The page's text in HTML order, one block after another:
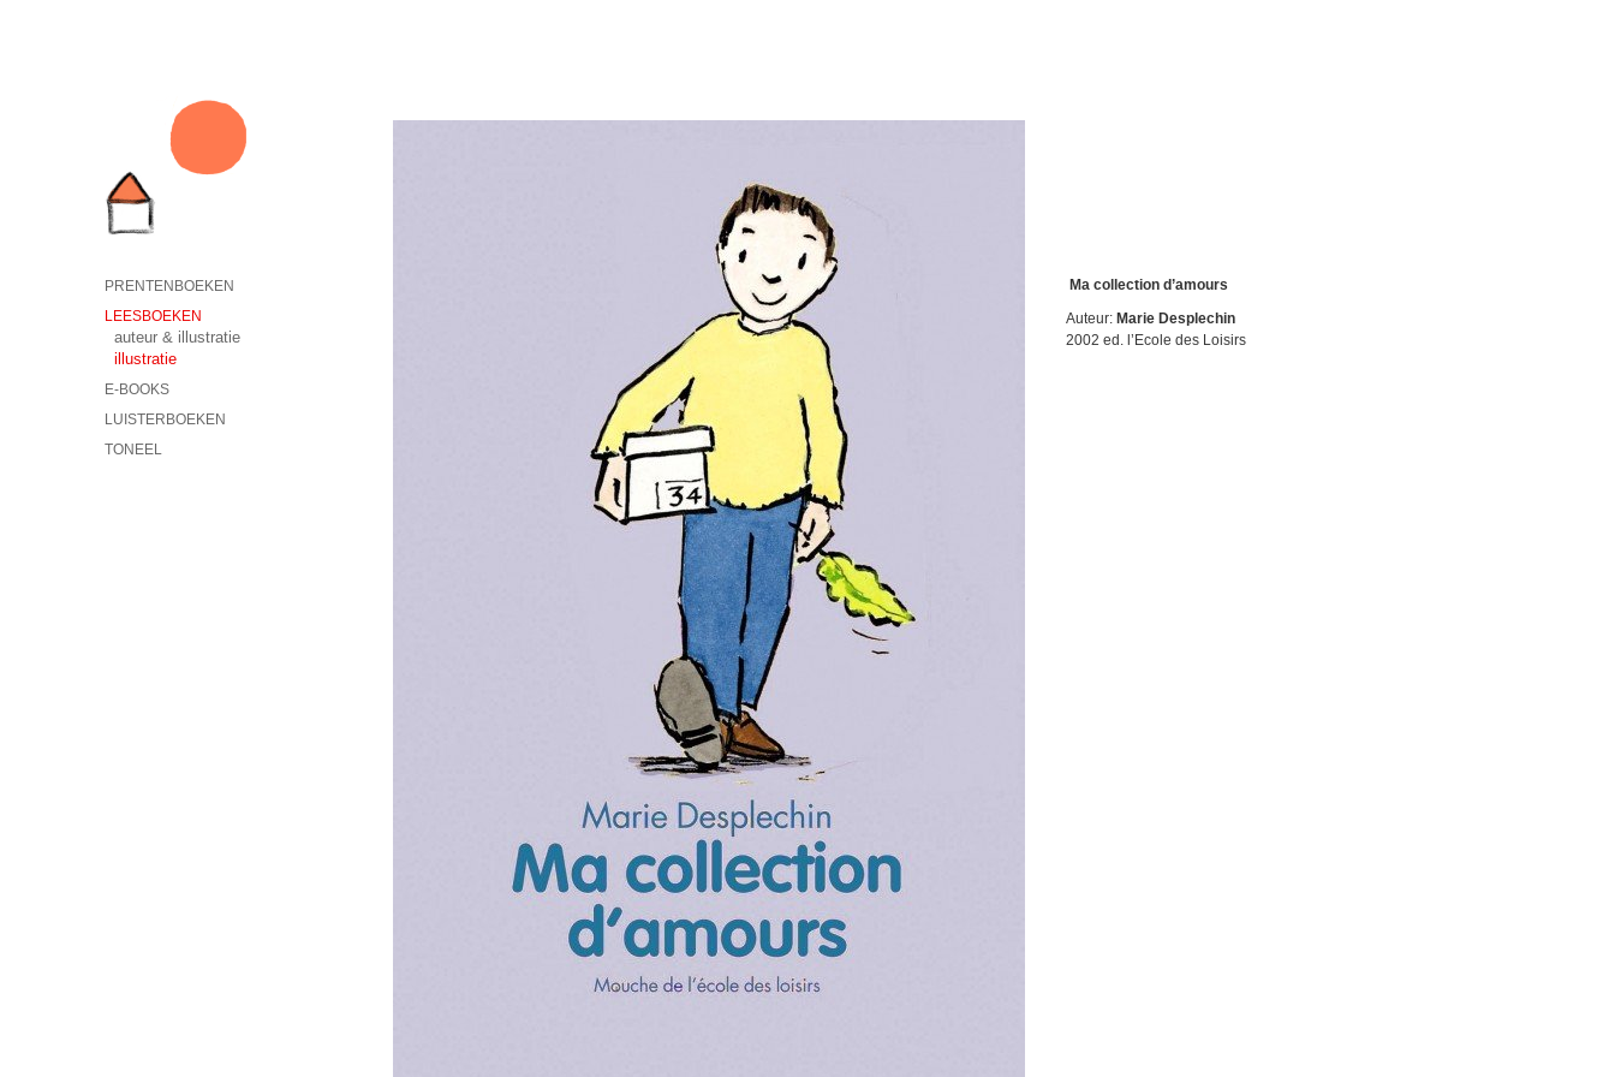
PRENTENBOEKEN
LEESBOEKEN
auteur & illustratie
illustratie
E-BOOKS
LUISTERBOEKEN
TONEEL
Ma collection d’amours
Auteur: Marie Desplechin
2002 ed. l’Ecole des Loisirs